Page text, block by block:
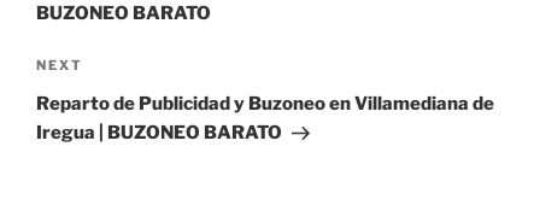
BUZONEO BARATO
Next
Post
NEXT
Reparto de Publicidad y Buzoneo en Villamediana de
Iregua | BUZONEO BARATO